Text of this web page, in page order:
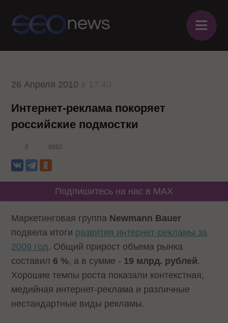
≡
26 Апреля 2010
Интернет-реклама покоряет
российские подмостки
0 6092
Подпишитесь на нас в MAX
Маркетинговая группа Newmann Bauer
подвела итоги развития интернет-рекламы за
2009 год. Общий прирост объема рынка
составил 6 %, а в сумме - 19 млрд. рублей.
Хорошие темпы роста показали контекстная,
медийная интернет-реклама и различные
нестандартные виды рекламы.